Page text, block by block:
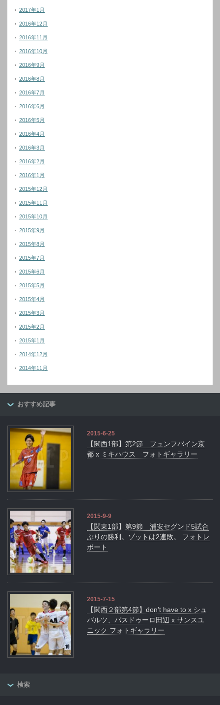
2017年1月
2016年12月
2016年11月
2016年10月
2016年9月
2016年8月
2016年7月
2016年6月
2016年5月
2016年4月
2016年3月
2016年2月
2016年1月
2015年12月
2015年11月
2015年10月
2015年9月
2015年8月
2015年7月
2015年6月
2015年5月
2015年4月
2015年3月
2015年2月
2015年1月
2014年12月
2014年11月
おすすめ記事
2015-6-25
【関西1部】第2節 フュンフバイン京
都 x ミキハウス フォトギャラリー
2015-9-9
【関東1部】第9節 浦安セグンド5試合
ぶりの勝利。ゾットは2連敗。 フォトレ
ポート
2015-7-15
【関西２部第4節】don’t have to x シュ
バルツ、パスドゥーロ田辺 x サンスユ
ニック フォトギャラリー
検索